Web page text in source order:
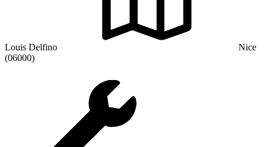
Louis Delfino
Nice
(06000)